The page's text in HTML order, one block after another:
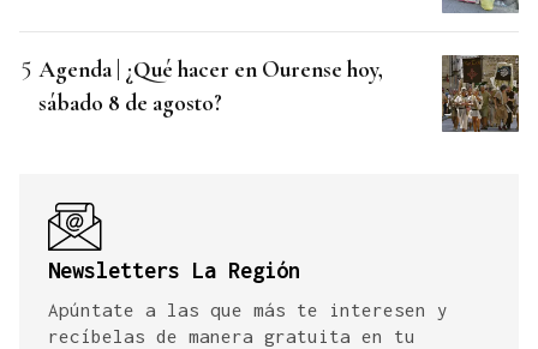
Agenda | ¿Qué hacer en Ourense hoy,
sábado 8 de agosto?
Newsletters La Región
Apúntate a las que más te interesen y
recíbelas de manera gratuita en tu